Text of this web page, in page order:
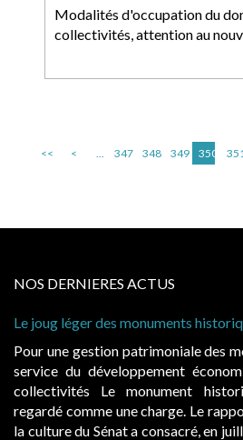
Modalités d'occupation du
collectivités, attention au
<< < ... 347 348 349 350
NOS DERNIERES ACTUS
historiques
des monuments historiques au
et touristique des
historique a longtemps été
rapport que la commission de
en juillet 2026, à la gestion des